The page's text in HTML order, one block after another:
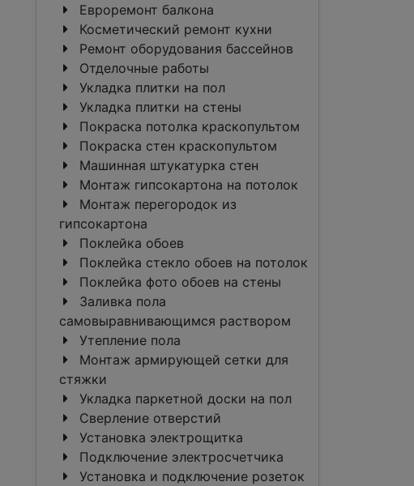
Евроремонт балкона
Косметический ремонт кухни
Ремонт оборудования бассейнов
Отделочные работы
Укладка плитки на пол
Укладка плитки на стены
Покраска потолка краскопультом
Покраска стен краскопультом
Машинная штукатурка стен
Монтаж гипсокартона на потолок
Монтаж перегородок из
гипсокартона
Поклейка обоев
Поклейка стекло обоев на потолок
Поклейка фото обоев на стены
Заливка пола
самовыравнивающимся раствором
Утепление пола
Монтаж армирующей сетки для
стяжки
Укладка паркетной доски на пол
Сверление отверстий
Установка электрощитка
Подключение электросчетчика
Установка и подключение розеток